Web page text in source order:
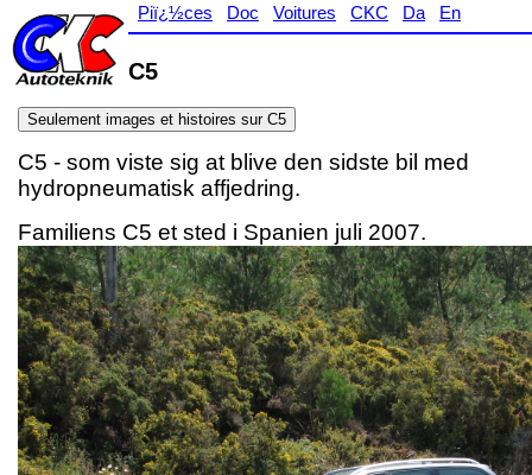
Piï¿½ces Doc Voitures CKC Da En
C5
Seulement images et histoires sur C5
C5 - som viste sig at blive den sidste bil med
hydropneumatisk affjedring.
Familiens C5 et sted i Spanien juli 2007.